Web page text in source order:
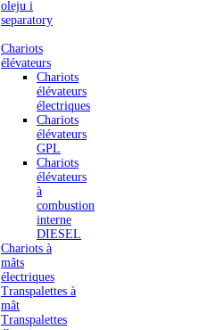
oleju i
separatory
Chariots
élévateurs
Chariots
élévateurs
électriques
Chariots
élévateurs
GPL
Chariots
élévateurs
à
combustion
interne
DIESEL
Chariots à
mâts
électriques
Transpalettes à
mât
Transpalettes